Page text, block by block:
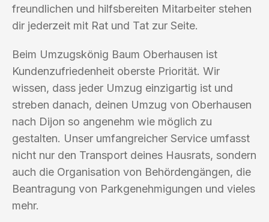
freundlichen und hilfsbereiten Mitarbeiter stehen
dir jederzeit mit Rat und Tat zur Seite.
Beim Umzugskönig Baum Oberhausen ist
Kundenzufriedenheit oberste Priorität. Wir
wissen, dass jeder Umzug einzigartig ist und
streben danach, deinen Umzug von Oberhausen
nach Dijon so angenehm wie möglich zu
gestalten. Unser umfangreicher Service umfasst
nicht nur den Transport deines Hausrats, sondern
auch die Organisation von Behördengängen, die
Beantragung von Parkgenehmigungen und vieles
mehr.